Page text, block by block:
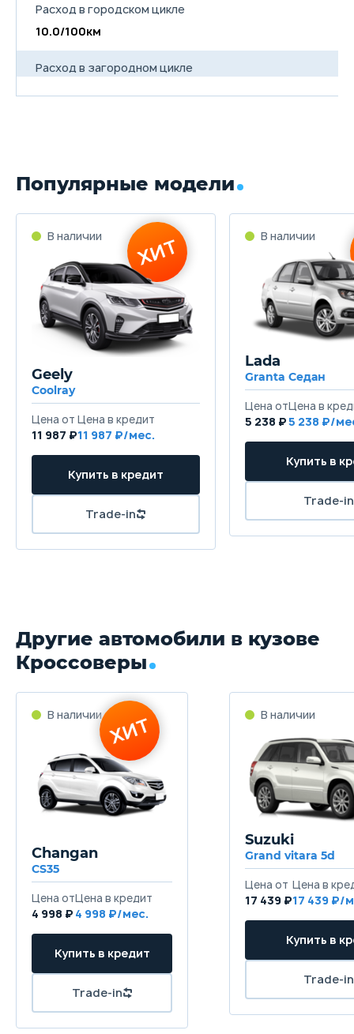
Расход в городском цикле
10.0/100км
Расход в загородном цикле
Объем топливного бака
Длина
4776 мм
Ширина
1900 мм
1760 мм
Колёсная база
2750 мм
Клиренс
160 мм
Масса
Трансмиссия
Автоматическая DCT
Привод
Передняя подвеска
Независимая типа Мак-Ферсон
Независимая многорычажная
Передние тормоза
Дисковые вентилируемые
Популярные модели
Geely
Coolray
11 987 ₽11 987
Lada
Granta Седан
5 238 ₽5 238
Другие автомобили в кузове
Кроссоверы
В наличии ХИТ
Changan
CS35
Цена от
4 998 ₽
Цена в кредит
4 998 ₽/мес.
Купить в кредит
Trade-in
В наличии
Suzuki
Grand vitara 5d
Цена от
17 439 ₽
Цена в
17 439 ₽/
Купить в
Trade-in